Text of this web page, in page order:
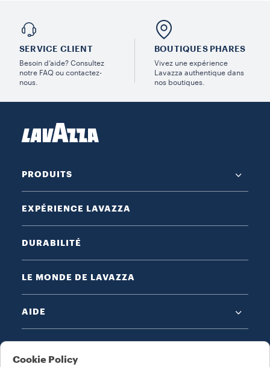
SERVICE CLIENT
Besoin d’aide? Consultez
notre FAQ ou contactez-
nous.
BOUTIQUES PHARES
Vivez une expérience
Lavazza authentique dans
nos boutiques.
PRODUITS
EXPÉRIENCE LAVAZZA
DURABILITÉ
LE MONDE DE LAVAZZA
AIDE
Cookie Policy